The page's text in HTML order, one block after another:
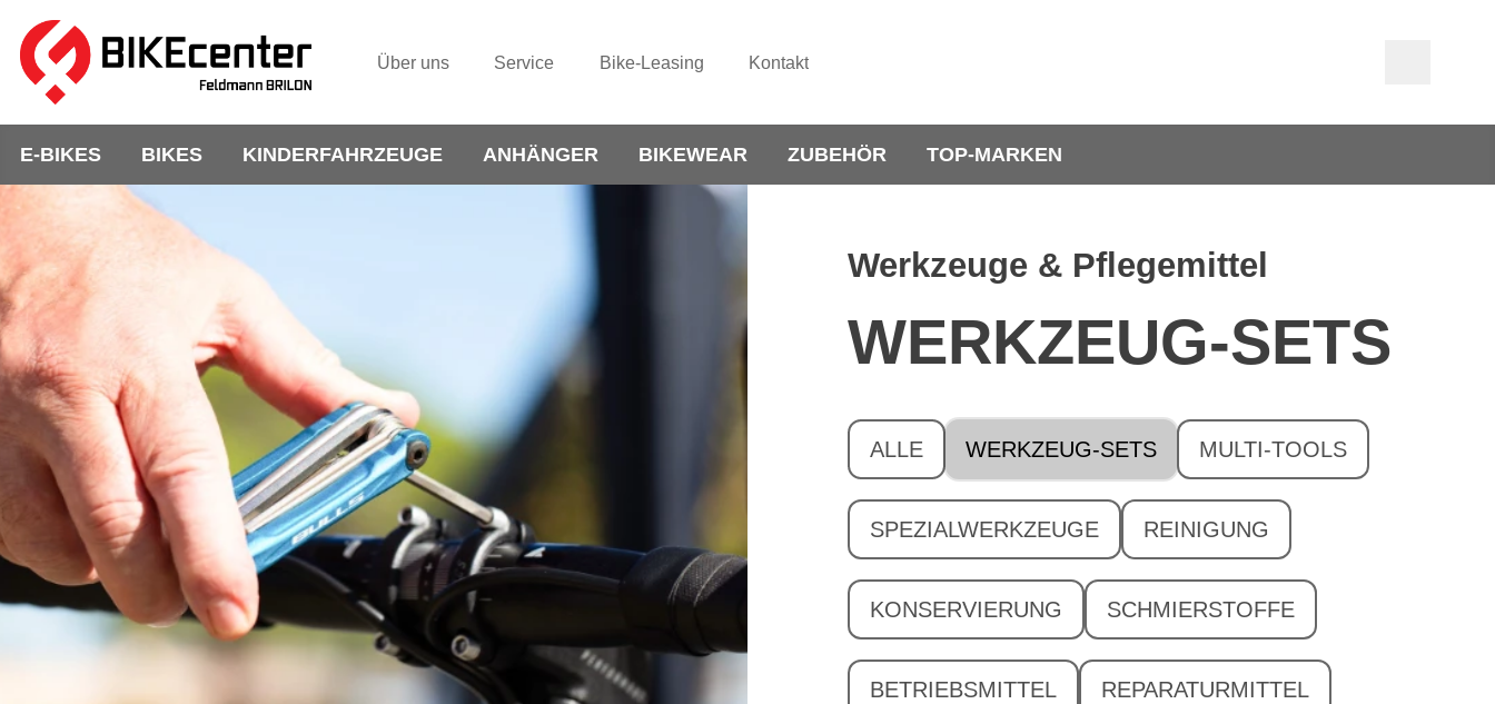
Über uns Service Bike-Leasing Kontakt
E-BIKES BIKES KINDERFAHRZEUGE ANHÄNGER BIKEWEAR ZUBEHÖR TOP-MARKEN
Werkzeuge & Pflegemittel
WERKZEUG-SETS
ALLE WERKZEUG-SETS MULTI-TOOLS
SPEZIALWERKZEUGE REINIGUNG
KONSERVIERUNG SCHMIERSTOFFE
BETRIEBSMITTEL REPARATURMITTEL